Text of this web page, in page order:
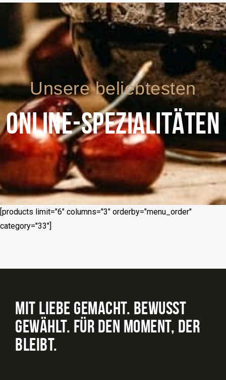
Unsere beliebtesten
ONLINE-SPEZIALITÄTEN
[products limit="6" columns="3" orderby="menu_order"
category="33"]
MIT LIEBE GEMACHT. BEWUSST
GEWÄHLT. FÜR DEN MOMENT, DER
BLEIBT.